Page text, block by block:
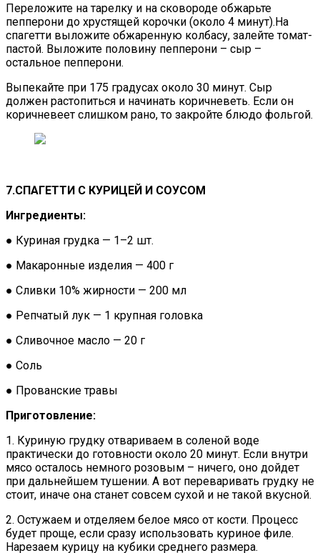
Переложите на тарелку и на сковороде обжарьте
пепперони до хрустящей корочки (около 4 минут).На
спагетти выложите обжаренную колбасу, залейте томат-
пастой. Выложите половину пепперони – сыр –
остальное пепперони.
Выпекайте при 175 градусах около 30 минут. Сыр
должен растопиться и начинать коричневеть. Если он
коричневеет слишком рано, то закройте блюдо фольгой.
7.СПАГЕТТИ С КУРИЦЕЙ И СОУСОМ
Ингредиенты:
● Куриная грудка — 1–2 шт.
● Макаронные изделия — 400 г
● Сливки 10% жирности — 200 мл
● Репчатый лук — 1 крупная головка
● Сливочное масло — 20 г
● Соль
● Прованские травы
Приготовление:
1. Куриную грудку отвариваем в соленой воде
практически до готовности около 20 минут. Если внутри
мясо осталось немного розовым – ничего, оно дойдет
при дальнейшем тушении. А вот переваривать грудку не
стоит, иначе она станет совсем сухой и не такой вкусной.
2. Остужаем и отделяем белое мясо от кости. Процесс
будет проще, если сразу использовать куриное филе.
Нарезаем курицу на кубики среднего размера.